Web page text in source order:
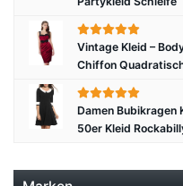
Vintage Kleid –
Chiffon
Damen Bubikragen
50er Kleid